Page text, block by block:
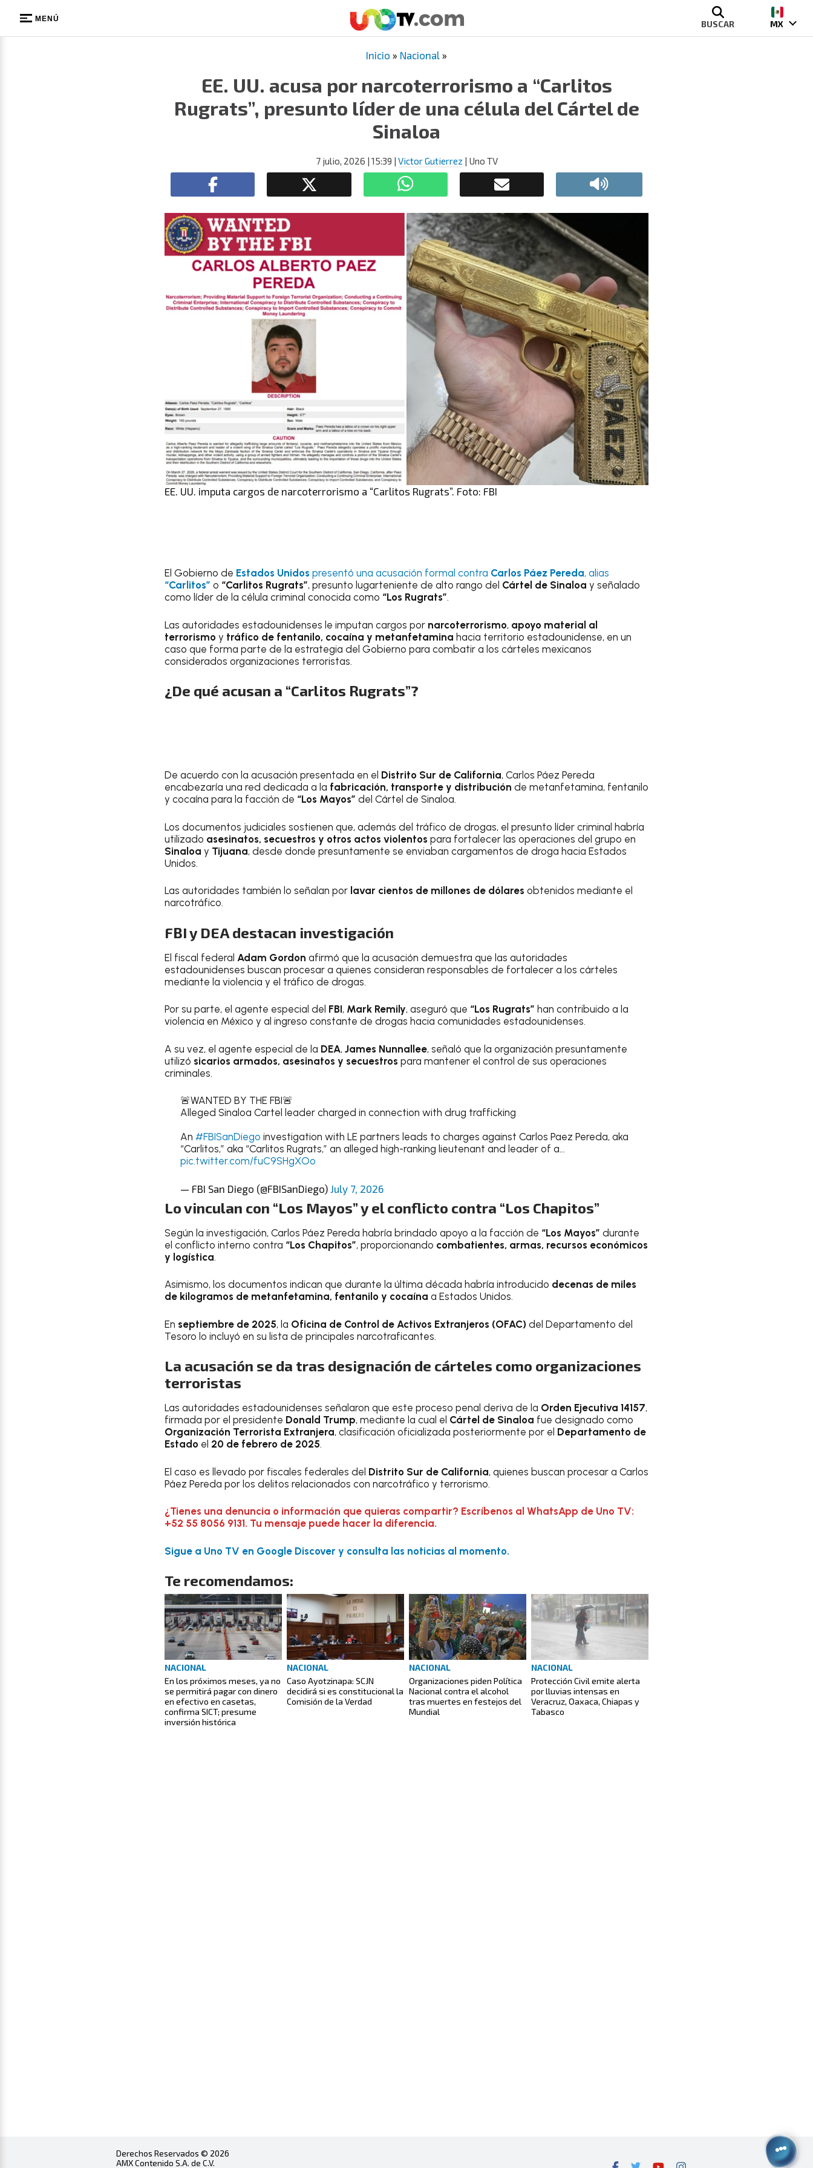
MENÚ BUSCAR MX
Inicio » Nacional »
EE. UU. acusa por narcoterrorismo a “Carlitos
Rugrats”, presunto líder de una célula del Cártel de
Sinaloa
7 julio, 2026 | 15:39 | Victor Gutierrez | Uno TV
EE. UU. imputa cargos de narcoterrorismo a “Carlitos Rugrats”. Foto: FBI
El Gobierno de Estados Unidos presentó una acusación formal contra Carlos Páez Pereda, alias
“Carlitos” o “Carlitos Rugrats”, presunto lugarteniente de alto rango del Cártel de Sinaloa y señalado
como líder de la célula criminal conocida como “Los Rugrats”.
Las autoridades estadounidenses le imputan cargos por narcoterrorismo, apoyo material al
terrorismo y tráfico de fentanilo, cocaína y metanfetamina hacia territorio estadounidense, en un
caso que forma parte de la estrategia del Gobierno para combatir a los cárteles mexicanos
considerados organizaciones terroristas.
¿De qué acusan a “Carlitos Rugrats”?
De acuerdo con la acusación presentada en el Distrito Sur de California, Carlos Páez Pereda
encabezaría una red dedicada a la fabricación, transporte y distribución de metanfetamina, fentanilo
y cocaína para la facción de “Los Mayos” del Cártel de Sinaloa.
Los documentos judiciales sostienen que, además del tráfico de drogas, el presunto líder criminal habría
utilizado asesinatos, secuestros y otros actos violentos para fortalecer las operaciones del grupo en
Sinaloa y Tijuana, desde donde presuntamente se enviaban cargamentos de droga hacia Estados
Unidos.
Las autoridades también lo señalan por lavar cientos de millones de dólares obtenidos mediante el
narcotráfico.
FBI y DEA destacan investigación
El fiscal federal Adam Gordon afirmó que la acusación demuestra que las autoridades
estadounidenses buscan procesar a quienes consideran responsables de fortalecer a los cárteles
mediante la violencia y el tráfico de drogas.
Por su parte, el agente especial del FBI, Mark Remily, aseguró que “Los Rugrats” han contribuido a la
violencia en México y al ingreso constante de drogas hacia comunidades estadounidenses.
A su vez, el agente especial de la DEA, James Nunnallee, señaló que la organización presuntamente
utilizó sicarios armados, asesinatos y secuestros para mantener el control de sus operaciones
criminales.
🚨WANTED BY THE FBI🚨
Alleged Sinaloa Cartel leader charged in connection with drug trafficking
An #FBISanDiego investigation with LE partners leads to charges against Carlos Paez Pereda, aka
“Carlitos,” aka “Carlitos Rugrats,” an alleged high-ranking lieutenant and leader of a…
pic.twitter.com/fuC9SHgXOo
— FBI San Diego (@FBISanDiego) July 7, 2026
Lo vinculan con “Los Mayos” y el conflicto contra “Los Chapitos”
Según la investigación, Carlos Páez Pereda habría brindado apoyo a la facción de “Los Mayos” durante
el conflicto interno contra “Los Chapitos”, proporcionando combatientes, armas, recursos económicos
y logística.
Asimismo, los documentos indican que durante la última década habría introducido decenas de miles
de kilogramos de metanfetamina, fentanilo y cocaína a Estados Unidos.
En septiembre de 2025, la Oficina de Control de Activos Extranjeros (OFAC) del Departamento del
Tesoro lo incluyó en su lista de principales narcotraficantes.
La acusación se da tras designación de cárteles como organizaciones
terroristas
Las autoridades estadounidenses señalaron que este proceso penal deriva de la Orden Ejecutiva 14157,
firmada por el presidente Donald Trump, mediante la cual el Cártel de Sinaloa fue designado como
Organización Terrorista Extranjera, clasificación oficializada posteriormente por el Departamento de
Estado el 20 de febrero de 2025.
El caso es llevado por fiscales federales del Distrito Sur de California, quienes buscan procesar a Carlos
Páez Pereda por los delitos relacionados con narcotráfico y terrorismo.
¿Tienes una denuncia o información que quieras compartir? Escríbenos al WhatsApp de Uno TV:
+52 55 8056 9131. Tu mensaje puede hacer la diferencia.
Sigue a Uno TV en Google Discover y consulta las noticias al momento.
Te recomendamos:
NACIONAL
En los próximos meses, ya no
se permitirá pagar con dinero
en efectivo en casetas,
confirma SICT; presume
inversión histórica
NACIONAL
Caso Ayotzinapa: SCJN
decidirá si es constitucional la
Comisión de la Verdad
NACIONAL
Organizaciones piden Política
Nacional contra el alcohol
tras muertes en festejos del
Mundial
NACIONAL
Protección Civil emite alerta
por lluvias intensas en
Veracruz, Oaxaca, Chiapas y
Tabasco
Derechos Reservados © 2026
AMX Contenido S.A. de C.V.